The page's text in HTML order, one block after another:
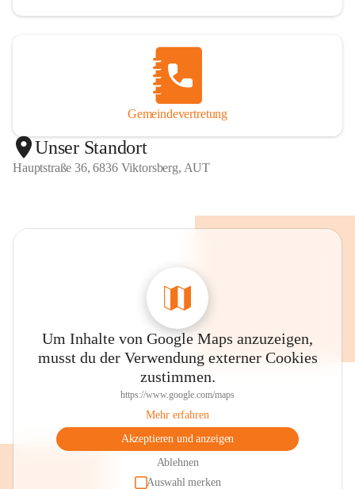
Gemeindevertretung
Unser Standort
Hauptstraße 36, 6836 Viktorsberg, AUT
Um Inhalte von Google Maps anzuzeigen,
musst du der Verwendung externer Cookies
zustimmen.
https://www.google.com/maps
Mehr erfahren
Akzeptieren und anzeigen
Ablehnen
Auswahl merken